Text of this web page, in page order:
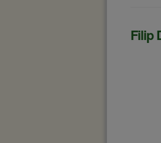
Filip